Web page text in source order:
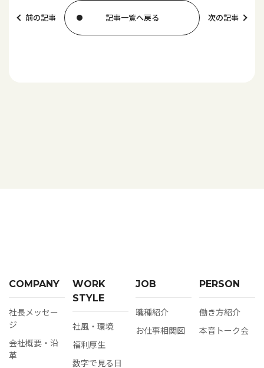
前の記事 記事一覧へ戻る 次の記事
COMPANY
社長メッセー
ジ
会社概要‧沿
⾰
WORK
STYLE
社⾵‧環境
福利厚⽣
数字で⾒る⽇
JOB
職種紹介
お仕事相関図
PERSON
働き方紹介
本音トーク会